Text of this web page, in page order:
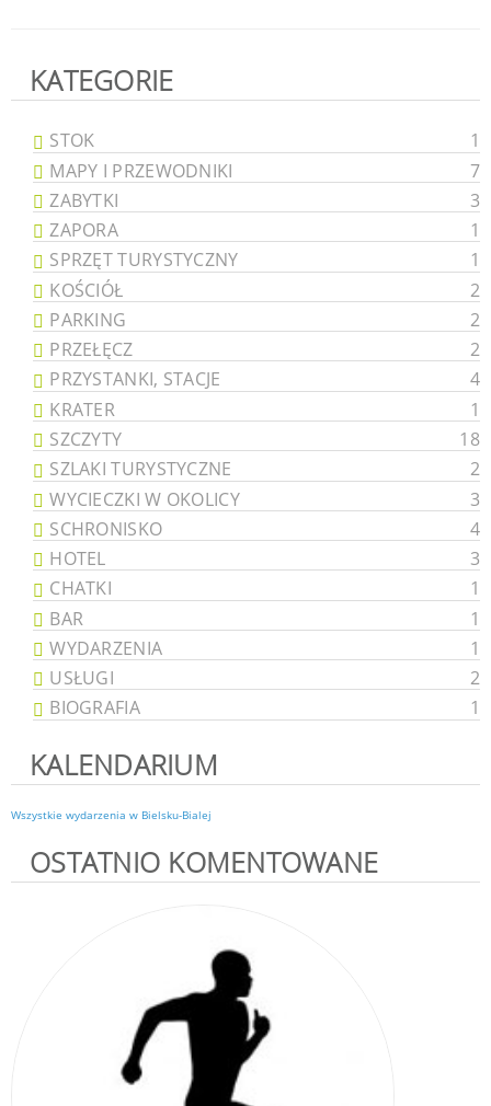
KATEGORIE
STOK
1
MAPY I PRZEWODNIKI
7
ZABYTKI
3
ZAPORA
1
SPRZĘT TURYSTYCZNY
1
KOŚCIÓŁ
2
PARKING
2
PRZEŁĘCZ
2
PRZYSTANKI, STACJE
4
KRATER
1
SZCZYTY
18
SZLAKI TURYSTYCZNE
2
WYCIECZKI W OKOLICY
3
SCHRONISKO
4
HOTEL
3
CHATKI
1
BAR
1
WYDARZENIA
1
USŁUGI
2
BIOGRAFIA
1
KALENDARIUM
Wszystkie wydarzenia w Bielsku-Bialej
OSTATNIO KOMENTOWANE